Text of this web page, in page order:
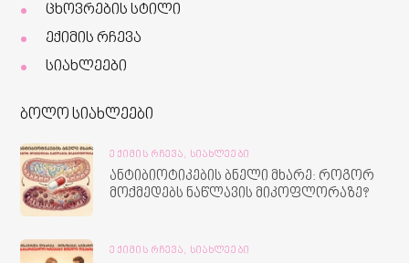
ცხოვრების სტილი
ექიმის რჩევა
სიახლეები
ბოლო სიახლეები
ᲔᲥᲘᲛᲘᲡ ᲠᲩᲔᲕᲐ, ᲡᲘᲐᲮᲚᲔᲔᲑᲘ
ანტიბიოტიკების ბნელი მხარე: როგორ
მოქმედებს ნაწლავის მიკოფლორაზე?
ᲔᲥᲘᲛᲘᲡ ᲠᲩᲔᲕᲐ, ᲡᲘᲐᲮᲚᲔᲔᲑᲘ